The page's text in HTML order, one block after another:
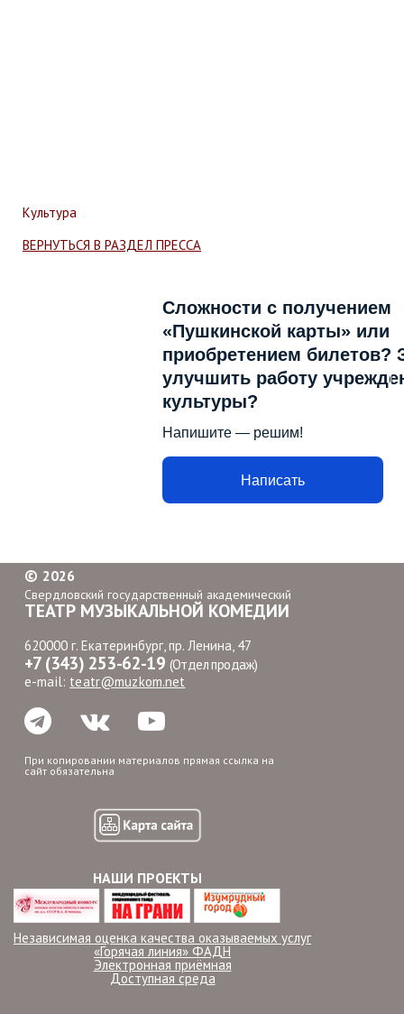
Культура
ВЕРНУТЬСЯ В РАЗДЕЛ ПРЕССА
Сложности с получением
«Пушкинской карты» или
приобретением билетов?
улучшить работу
культуры?
Напишите — решим!
Написать
© 2026
Свердловский государственный академический
ТЕАТР МУЗЫКАЛЬНОЙ КОМЕДИИ
620000 г. Екатеринбург, пр. Ленина, 47
+7 (343) 253-62-19 (Отдел продаж)
e-mail: teatr@muzkom.net
При копировании материалов прямая ссылка на
сайт обязательна
НАШИ ПРОЕКТЫ
Независимая оценка качества оказываемых услуг
«Горячая линия» ФАДН
Электронная приёмная
Доступная среда